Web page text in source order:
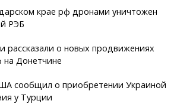
крае рф дронами уничтожен
РЭБ
рассказали о новых продвижениях
Донетчине
сообщил о приобретении Украиной
у Турции